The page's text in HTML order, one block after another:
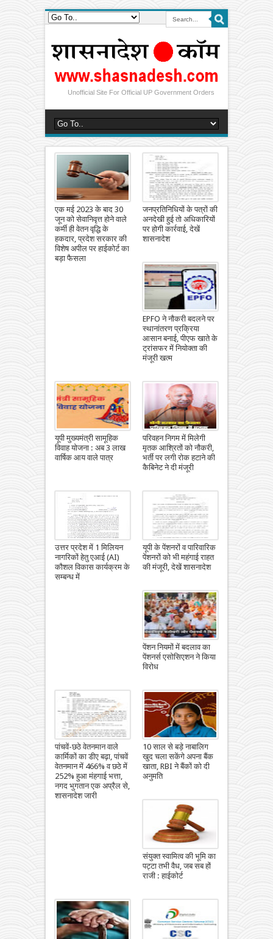
Unofficial Site For Official UP Government Orders
एक मई 2023 के बाद 30
जून को सेवानिवृत्त होने वाले
कर्मी ही वेतन वृद्धि के
हकदार, प्रदेश सरकार की
विशेष अपील पर हाईकोर्ट का
बड़ा फैसला
जनप्रतिनिधियों के पत्रों की
अनदेखी हुई तो अधिकारियों
पर होगी कार्रवाई, देखें
शासनादेश
EPFO ने नौकरी बदलने पर
स्थानांतरण प्रक्रिया
आसान बनाई, पीएफ खाते के
ट्रांसफर में नियोक्ता की
मंजूरी खत्म
यूपी मुख्यमंत्री सामूहिक
विवाह योजना : अब 3 लाख
वार्षिक आय वाले पात्र
परिवहन निगम में मिलेगी
मृतक आश्रितों को नौकरी,
भर्ती पर लगी रोक हटाने की
कैबिनेट ने दी मंजूरी
उत्तर प्रदेश में 1 मिलियन
नागरिकों हेतु एआई (AI)
कौशल विकास कार्यक्रम के
सम्बन्ध में
यूपी के पेंशनरों व पारिवारिक
पेंशनरों को भी महंगाई राहत
की मंजूरी, देखें शासनादेश
पेंशन नियमों में बदलाव का
पेंशनर्स एसोसिएशन ने किया
विरोध
पांचवें-छठे वेतनमान वाले
कार्मिकों का डीए बढ़ा, पांचवें
वेतनमान में 466% व छठे में
252% हुआ मंहगाई भत्ता,
नगद भुगतान एक अप्रैल से,
शासनादेश जारी
10 साल से बड़े नाबालिग
खुद चला सकेंगे अपना बैंक
खाता, RBI ने बैंकों को दी
अनुमति
संयुक्त स्वामित्व की भूमि का
पट्टा तभी वैध, जब सब हों
राजी : हाईकोर्ट